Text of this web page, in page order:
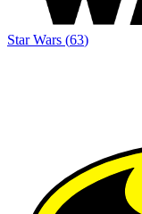
Star Wars (63)